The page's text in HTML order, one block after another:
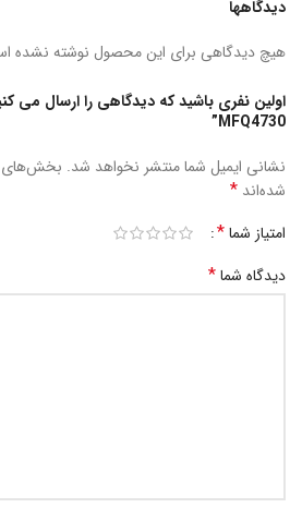
دیدگاهها
هیچ دیدگاهی برای این محصول نوشته نشده
اولین نفری باشید که دیدگاهی را ارسال می
MFQ4730”
نشانی ایمیل شما منتشر نخواهد شد. بخش‌های
شده‌اند *
امتیاز شما*
دیدگاه شما*